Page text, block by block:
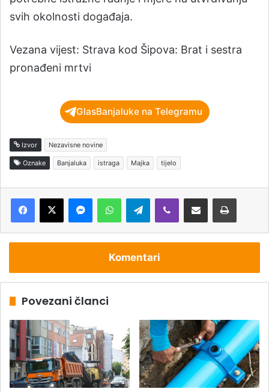
svih okolnosti događaja.
Vezana vijest: Strava kod Šipova: Brat i sestra
pronađeni mrtvi
GlasBanjaluke na Telegramu
Izvor Nezavisne novine
Oznake Banjaluka istraga Majka tijelo
Telegram
Komentari
Povezani članci